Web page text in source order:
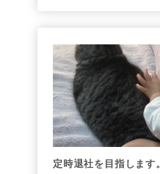
定時退社を目指します。